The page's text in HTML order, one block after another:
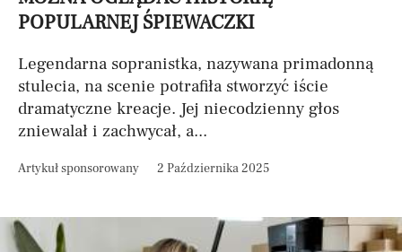
POPULARNEJ ŚPIEWACZKI
Legendarna sopranistka, nazywana primadonną
stulecia, na scenie potrafiła stworzyć iście
dramatyczne kreacje. Jej niecodzienny głos
zniewalał i zachwycał, a...
Artykuł sponsorowany 2 Października 2025